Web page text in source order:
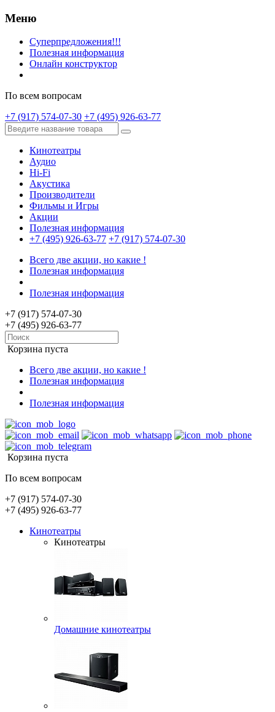
Меню
Суперпредложения!!!
Полезная информация
Онлайн конструктор
По всем вопросам
+7 (917) 574-07-30 +7 (495) 926-63-77
Кинотеатры
Аудио
Hi-Fi
Акустика
Производители
Фильмы и Игры
Акции
Полезная информация
+7 (495) 926-63-77 +7 (917) 574-07-30
Всего две акции, но какие !
Полезная информация
Полезная информация
+7 (917) 574-07-30
+7 (495) 926-63-77
Корзина пуста
Всего две акции, но какие !
Полезная информация
Полезная информация
Корзина пуста
По всем вопросам
+7 (917) 574-07-30
+7 (495) 926-63-77
Кинотеатры
Кинотеатры
Домашние кинотеатры